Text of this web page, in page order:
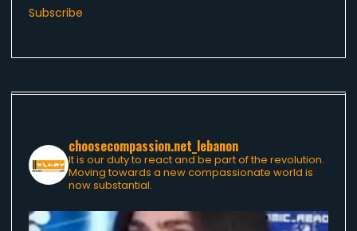
Subscribe
choosecompassion.net_lebanon
It is our duty to react and be part of the revolution.
Moving towards a new compassionate world is
now substantial.